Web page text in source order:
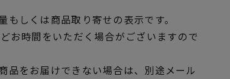
しくは商品取り寄せの表示です。
お時間をいただく場合がございますので
品をお届けできない場合は、別途メール